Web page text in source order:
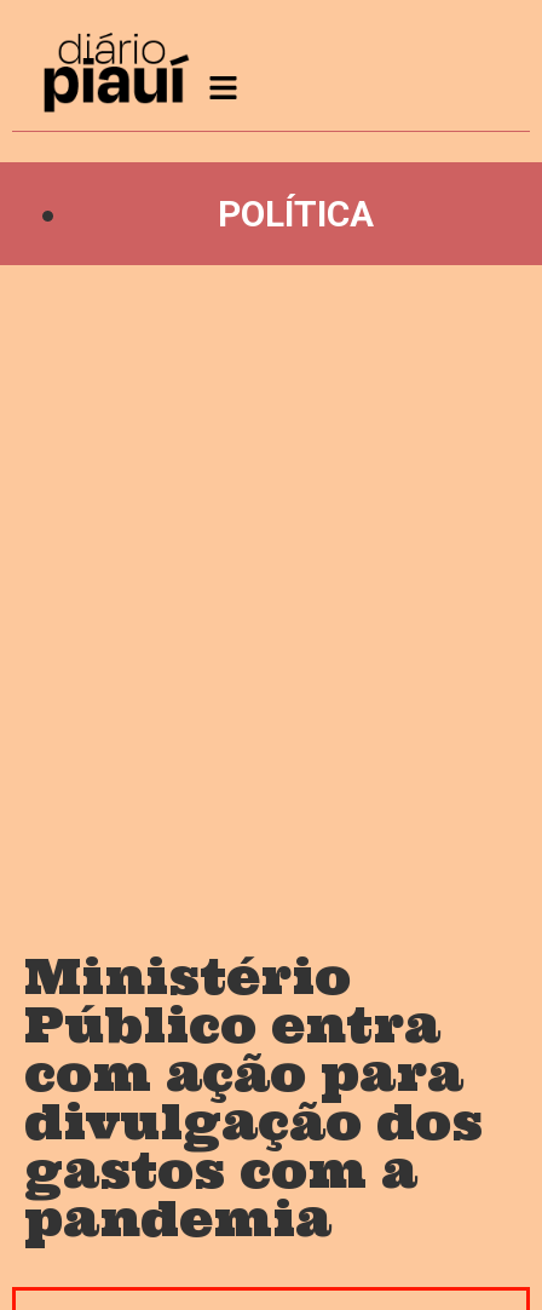
POLÍTICA
Ministério
Público entra
com ação para
divulgação dos
gastos com a
pandemia